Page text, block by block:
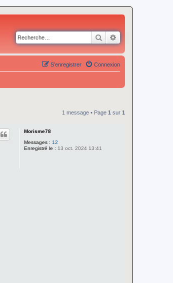
Rechercher
Connexion
S’enregistrer
1 message • Page 1 sur 1
Morisme78
Messages : 12
Enregistré le : 13 oct. 2024 13:41